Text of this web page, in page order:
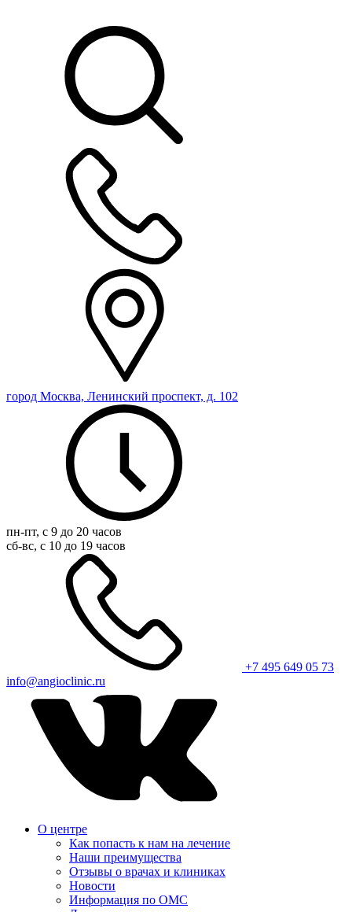
город Москва, Ленинский проспект, д. 102
пн-пт, с 9 до 20 часов
сб-вс, с 10 до 19 часов
+7 495 649 05 73
info@angioclinic.ru
О центре
Как попасть к нам на лечение
Наши преимущества
Отзывы о врачах и клиниках
Новости
Информация по ОМС